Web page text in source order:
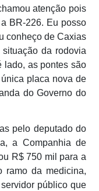
atenção pois
BR-226. Eu posso
conheço de Caxias
da rodovia
lado, as pontes são
placa nova de
do Governo do
pelo deputado do
a Companhia de
R$ 750 mil para a
ramo da medicina,
público que